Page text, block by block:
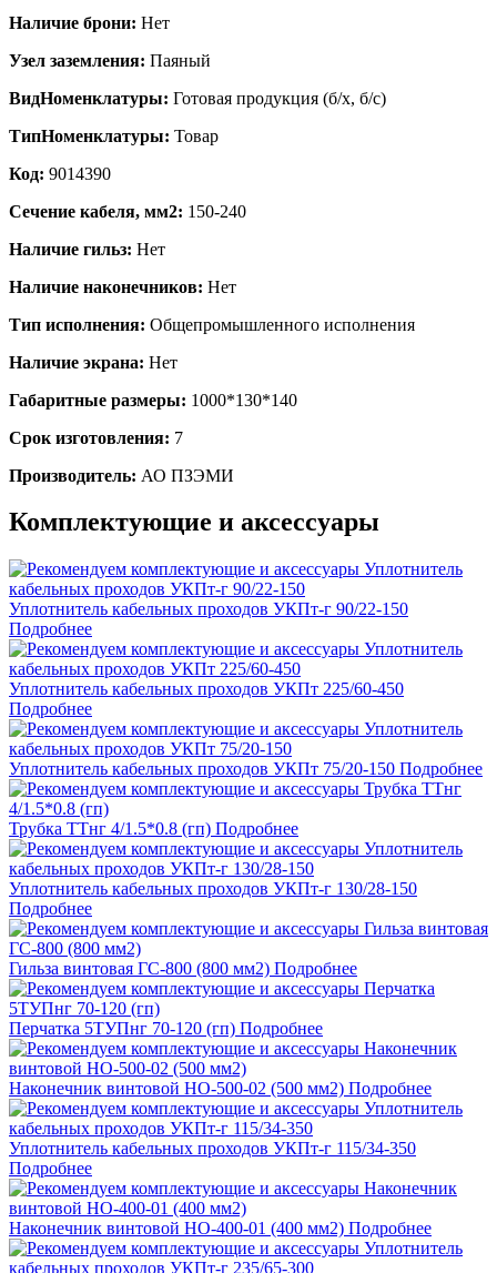
Наличие брони: Нет
Узел заземления: Паяный
ВидНоменклатуры: Готовая продукция (б/х, б/с)
ТипНоменклатуры: Товар
Код: 9014390
Сечение кабеля, мм2: 150-240
Наличие гильз: Нет
Наличие наконечников: Нет
Тип исполнения: Общепромышленного исполнения
Наличие экрана: Нет
Габаритные размеры: 1000*130*140
Срок изготовления: 7
Производитель: АО ПЗЭМИ
Комплектующие и аксессуары
Уплотнитель кабельных проходов УКПт-г 90/22-150
Подробнее
Уплотнитель кабельных проходов УКПт 225/60-450
Подробнее
Уплотнитель кабельных проходов УКПт 75/20-150 Подробнее
Трубка ТТнг 4/1.5*0.8 (гп) Подробнее
Уплотнитель кабельных проходов УКПт-г 130/28-150
Подробнее
Гильза винтовая ГС-800 (800 мм2) Подробнее
Перчатка 5ТУПнг 70-120 (гп) Подробнее
Наконечник винтовой НО-500-02 (500 мм2) Подробнее
Уплотнитель кабельных проходов УКПт-г 115/34-350
Подробнее
Наконечник винтовой НО-400-01 (400 мм2) Подробнее